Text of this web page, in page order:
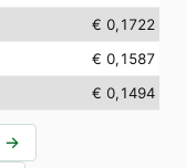
€ 0,1722
€ 0,1587
€ 0,1494
→